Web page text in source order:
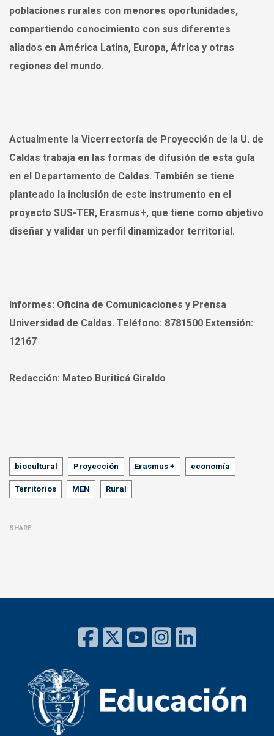
poblaciones rurales con menores oportunidades,
compartiendo conocimiento con sus diferentes
aliados en América Latina, Europa, África y otras
regiones del mundo.
Actualmente la Vicerrectoría de Proyección de la U. de
Caldas trabaja en las formas de difusión de esta guía
en el Departamento de Caldas. También se tiene
planteado la inclusión de este instrumento en el
proyecto SUS-TER, Erasmus+, que tiene como objetivo
diseñar y validar un perfil dinamizador territorial.
Informes: Oficina de Comunicaciones y Prensa
Universidad de Caldas. Teléfono: 8781500 Extensión:
12167
Redacción: Mateo Buriticá Giraldo
Tags
biocultural Proyección Erasmus + economía
Territorios MEN Rural
SHARE